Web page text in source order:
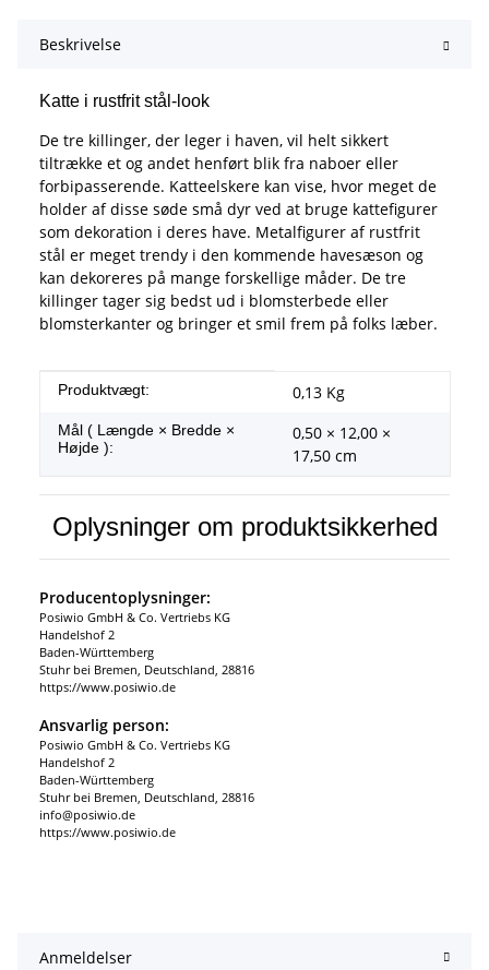
Beskrivelse
Katte i rustfrit stål-look
De tre killinger, der leger i haven, vil helt sikkert
tiltrække et og andet henført blik fra naboer eller
forbipasserende. Katteelskere kan vise, hvor meget de
holder af disse søde små dyr ved at bruge kattefigurer
som dekoration i deres have. Metalfigurer af rustfrit
stål er meget trendy i den kommende havesæson og
kan dekoreres på mange forskellige måder. De tre
killinger tager sig bedst ud i blomsterbede eller
blomsterkanter og bringer et smil frem på folks læber.
#productDetails.itemInformation#
#productDetails.itemValue#
Produktvægt: 0,13 Kg
Mål ( Længde × Bredde ×
Højde ):
0,50 × 12,00 ×
17,50 cm
Oplysninger om produktsikkerhed
Producentoplysninger:
Posiwio GmbH & Co. Vertriebs KG
Handelshof 2
Baden-Württemberg
Stuhr bei Bremen, Deutschland, 28816
https://www.posiwio.de
Ansvarlig person:
Posiwio GmbH & Co. Vertriebs KG
Handelshof 2
Baden-Württemberg
Stuhr bei Bremen, Deutschland, 28816
info@posiwio.de
https://www.posiwio.de
Anmeldelser